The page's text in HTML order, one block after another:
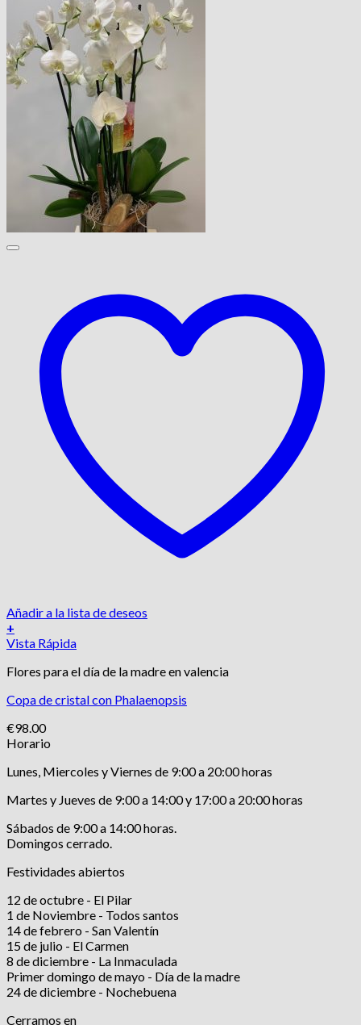
Añadir a la lista de deseos
+
Vista Rápida
Flores para el día de la madre en valencia
Copa de cristal con Phalaenopsis
€98.00
Horario
Lunes, Miercoles y Viernes de 9:00 a 20:00 horas
Martes y Jueves de 9:00 a 14:00 y 17:00 a 20:00 horas
Sábados de 9:00 a 14:00 horas.
Domingos cerrado.
Festividades abiertos
12 de octubre - El Pilar
1 de Noviembre - Todos santos
14 de febrero - San Valentín
15 de julio - El Carmen
8 de diciembre - La Inmaculada
Primer domingo de mayo - Día de la madre
24 de diciembre - Nochebuena
Cerramos en